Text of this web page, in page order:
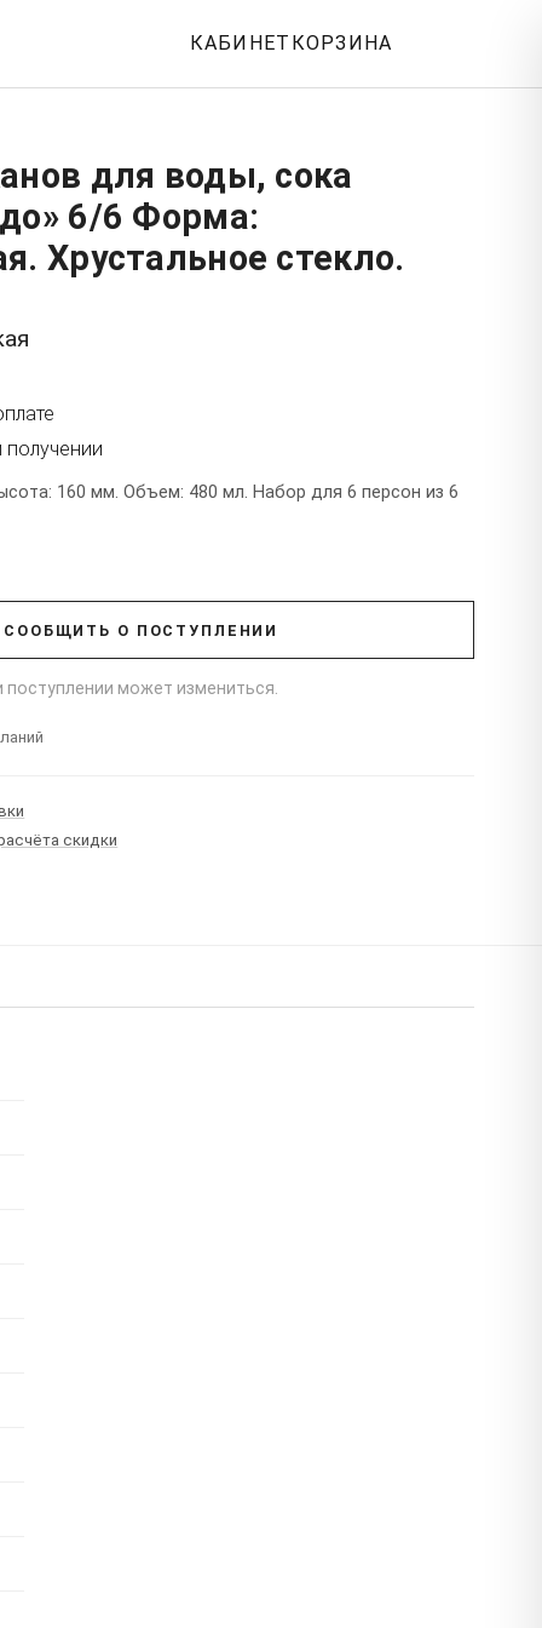
КАБИНЕТ КОРЗИНА
для воды, сока
6/6 Форма:
Хрустальное стекло.
получении
160 мм. Объем: 480 мл. Набор для 6 персон из 6
СООБЩИТЬ О ПОСТУПЛЕНИИ
поступлении может измениться.
скидки